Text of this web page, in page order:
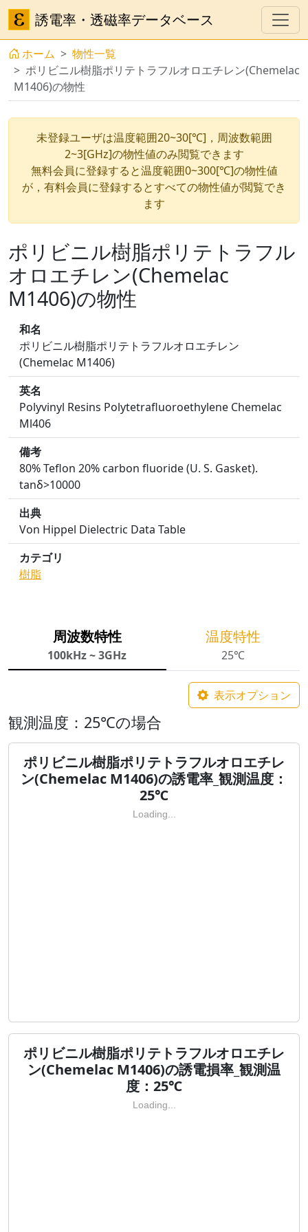
誘電率・透磁率データベース
ホーム
物性一覧
ポリビニル樹脂ポリテトラフルオロエチレン(Chemelac
M1406)の物性
未登録ユーザは温度範囲20~30[℃]，周波数範囲
2~3[GHz]の物性値のみ閲覧できます
無料会員に登録すると温度範囲0~300[℃]の物性値
が，有料会員に登録するとすべての物性値が閲覧でき
ます
ポリビニル樹脂ポリテトラフル
オロエチレン(Chemelac
M1406)の物性
和名
ポリビニル樹脂ポリテトラフルオロエチレン
(Chemelac M1406)
英名
Polyvinyl Resins Polytetrafluoroethylene Chemelac
Ml406
備考
80% Teflon 20% carbon fluoride (U. S. Gasket).
tanδ>10000
出典
Von Hippel Dielectric Data Table
カテゴリ
樹脂
周波数特性
100kHz ~ 3GHz
温度特性
25℃
表示オプション
観測温度：25℃の場合
ポリビニル樹脂ポリテトラフルオロエチレ
ン(Chemelac M1406)の誘電率_観測温度：
25℃
Loading...
ポリビニル樹脂ポリテトラフルオロエチレ
ン(Chemelac M1406)の誘電損率_観測温
度：25℃
Loading...